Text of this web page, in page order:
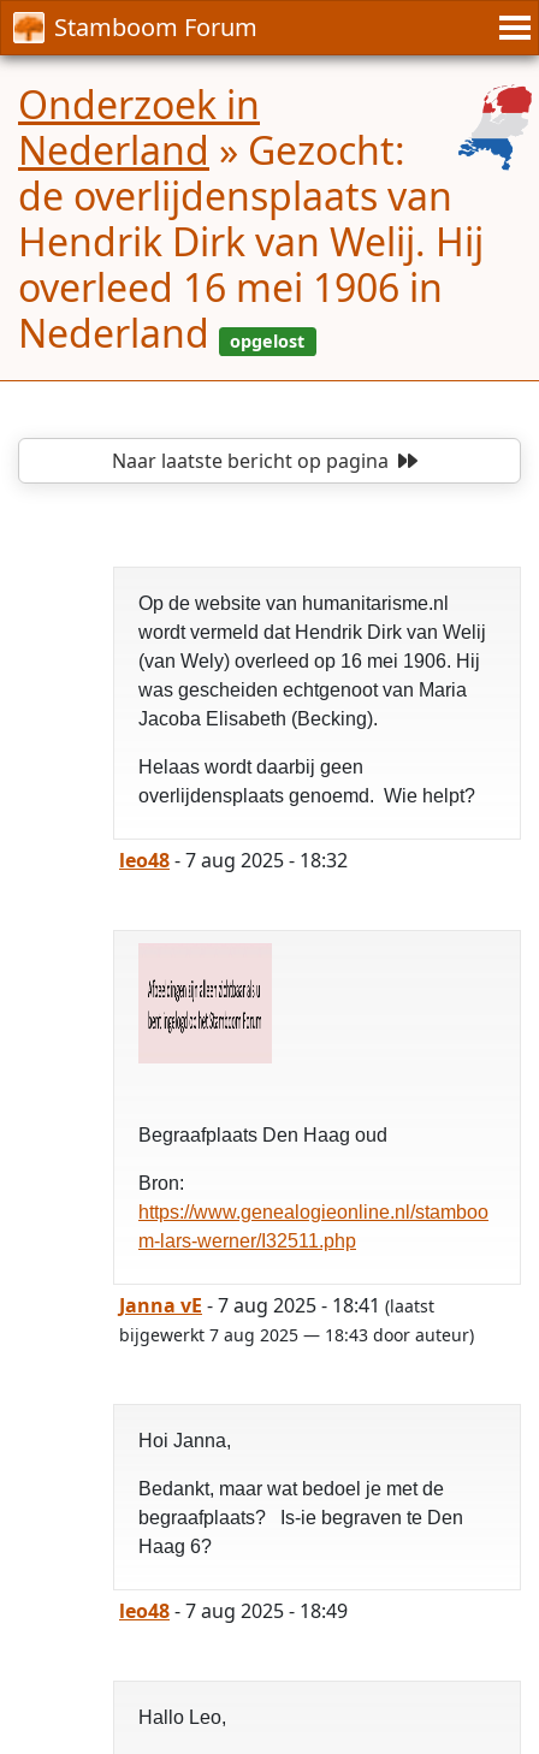
Stamboom Forum
Onderzoek in
Nederland » Gezocht:
de overlijdensplaats van
Hendrik Dirk van Welij. Hij
overleed 16 mei 1906 in
Nederland
opgelost
Naar laatste berichtop pagina
Op de website van humanitarisme.nl
wordt vermeld dat Hendrik Dirk van Welij
(van Wely) overleed op 16 mei 1906. Hij
was gescheiden echtgenoot van Maria
Jacoba Elisabeth (Becking).
Helaas wordt daarbij geen
overlijdensplaats genoemd. Wie helpt?
leo48- 7 aug 2025 - 18:32
Begraafplaats Den Haag oud
Bron:
https://www.genealogieonline.nl/stamboo
m-lars-werner/I32511.php
Janna vE - 7 aug 2025 - 18:41 (laatst
bijgewerkt 7 aug 2025 — 18:43 door auteur)
Hoi Janna,
Bedankt, maar wat bedoel je met de
begraafplaats? Is-ie begraven te Den
Haag 6?
leo48- 7 aug 2025 - 18:49
Hallo Leo,